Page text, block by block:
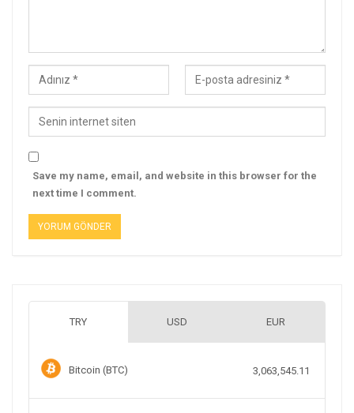
Save my name, email, and website in this browser for the
next time I comment.
TRY USD EUR
Bitcoin (BTC) 3,063,545.11